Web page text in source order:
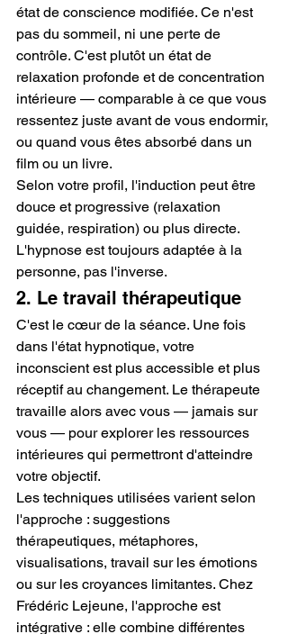
état de conscience modifiée. Ce n'est
pas du sommeil, ni une perte de
contrôle. C'est plutôt un état de
relaxation profonde et de concentration
intérieure — comparable à ce que vous
ressentez juste avant de vous endormir,
ou quand vous êtes absorbé dans un
film ou un livre.
Selon votre profil, l'induction peut être
douce et progressive (relaxation
guidée, respiration) ou plus directe.
L'hypnose est toujours adaptée à la
personne, pas l'inverse.
2. Le travail thérapeutique
C'est le cœur de la séance. Une fois
dans l'état hypnotique, votre
inconscient est plus accessible et plus
réceptif au changement. Le thérapeute
travaille alors avec vous — jamais sur
vous — pour explorer les ressources
intérieures qui permettront d'atteindre
votre objectif.
Les techniques utilisées varient selon
l'approche : suggestions
thérapeutiques, métaphores,
visualisations, travail sur les émotions
ou sur les croyances limitantes. Chez
Frédéric Lejeune, l'approche est
intégrative : elle combine différentes